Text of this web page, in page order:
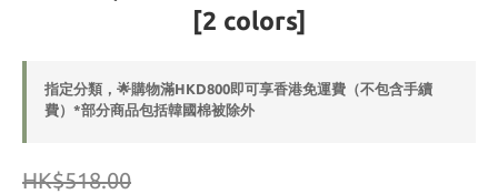
[2 colors]
指定分類，🌟購物滿HKD800即可享香港免運費（不包含手續
費）*部分商品包括韓國棉被除外
HK$518.00